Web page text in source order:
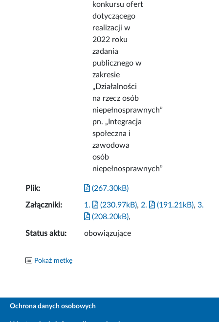
konkursu ofert
dotyczącego
realizacji w
2022 roku
zadania
publicznego w
zakresie
„Działalności
na rzecz osób
niepełnosprawnych”
pn. „Integracja
społeczna i
zawodowa
osób
niepełnosprawnych”
Plik: (267.30kB)
Załączniki: 1. (230.97kB), 2. (191.21kB),3.
(208.20kB),
Status aktu: obowiązujące
Pokaż metkę
Ochrona danych osobowych